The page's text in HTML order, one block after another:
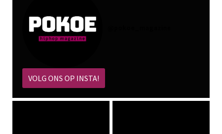
VOLG ONS OP INSTA!